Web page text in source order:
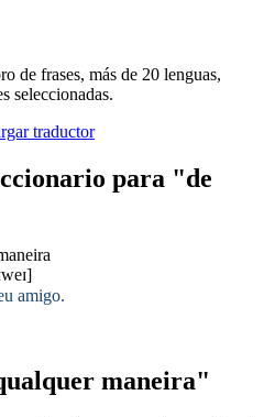
de frases, más de 20 lenguas,
seleccionadas.
para "de
amigo.
maneira"